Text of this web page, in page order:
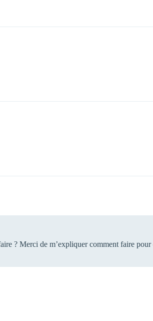
? Merci de m’expliquer comment faire